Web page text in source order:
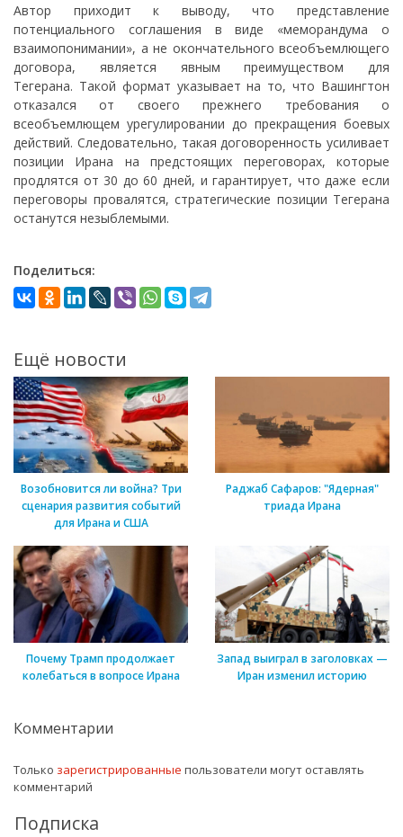
Автор приходит к выводу, что представление
потенциального соглашения в виде «меморандума о
взаимопонимании», а не окончательного всеобъемлющего
договора, является явным преимуществом для
Тегерана. Такой формат указывает на то, что Вашингтон
отказался от своего прежнего требования о
всеобъемлющем урегулировании до прекращения боевых
действий. Следовательно, такая договоренность усиливает
позиции Ирана на предстоящих переговорах, которые
продлятся от 30 до 60 дней, и гарантирует, что даже если
переговоры провалятся, стратегические позиции Тегерана
останутся незыблемыми.
Поделиться:
Ещё новости
Возобновится ли война? Три
сценария развития событий
для Ирана и США
Раджаб Сафаров: "Ядерная"
триада Ирана
Почему Трамп продолжает
колебаться в вопросе Ирана
Запад выиграл в заголовках —
Иран изменил историю
Комментарии
Только зарегистрированные пользователи могут оставлять
комментарий
Подписка